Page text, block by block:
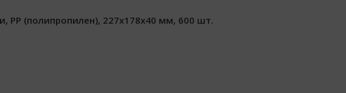
PP (полипропилен), 227x178x40 мм, 600 шт.